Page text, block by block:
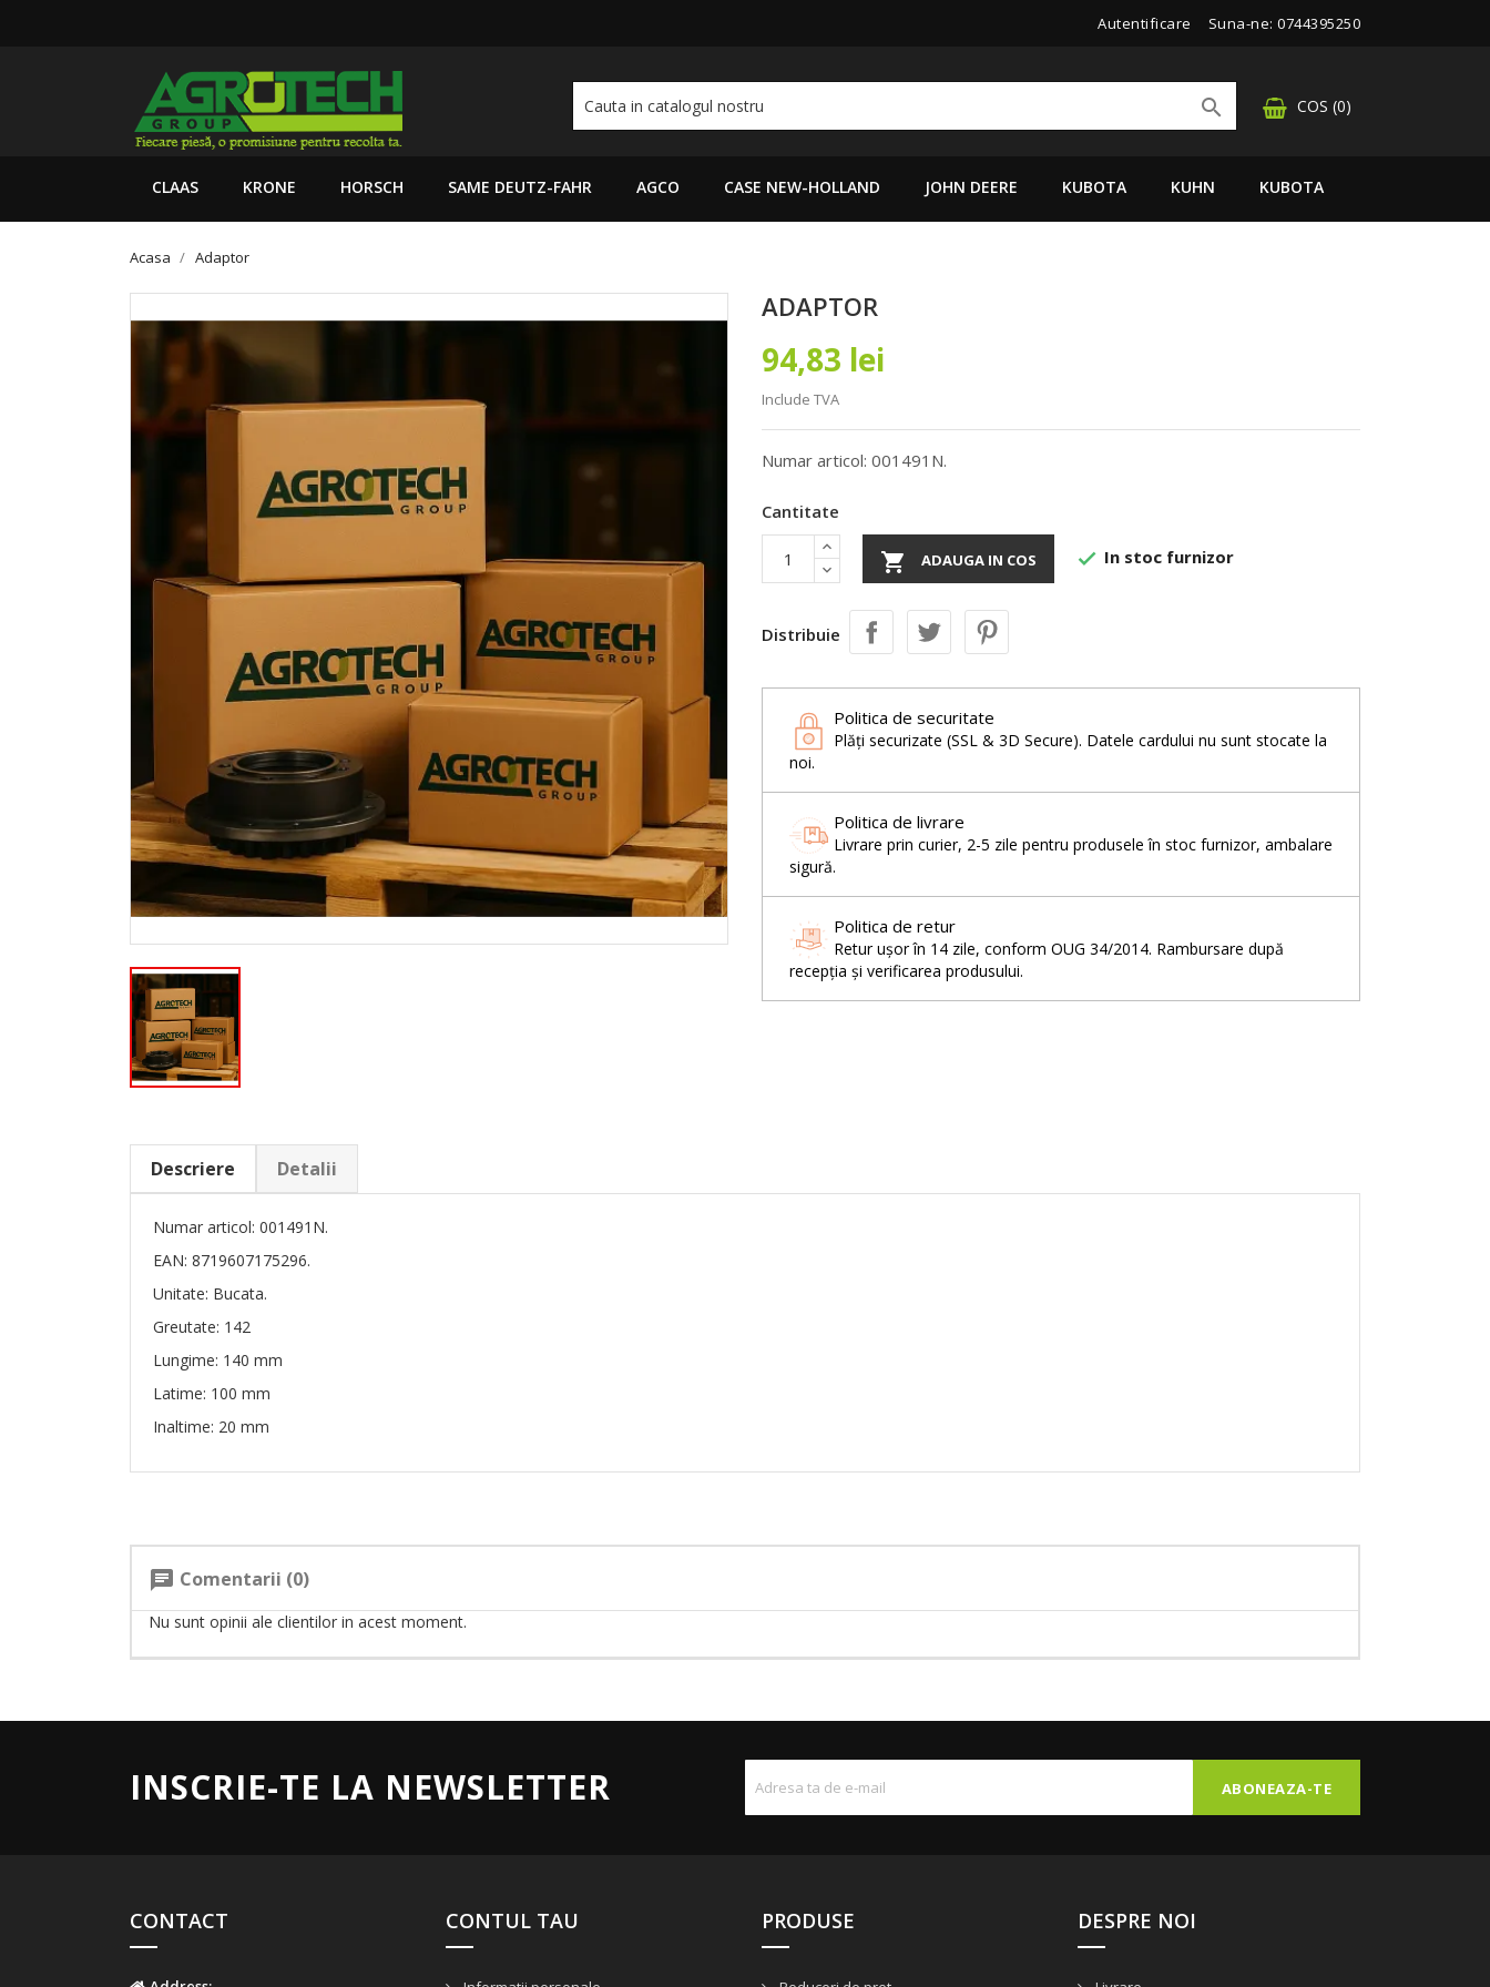
Autentificare Suna-ne: 0744395250
COS (0)

CLAAS KRONE HORSCH SAME DEUTZ-FAHR AGCO CASE NEW-HOLLAND JOHN DEERE KUBOTA KUHN KUBOTA
Acasa Adaptor
ADAPTOR
94,83 lei
Include TVA
Numar articol: 001491N.
Cantitate
 ADAUGA IN COS  In stoc furnizor
Distribuie
Politica de securitate
Plăți securizate (SSL & 3D Secure). Datele cardului nu sunt stocate la
noi.
Politica de livrare
Livrare prin curier, 2-5 zile pentru produsele în stoc furnizor, ambalare
sigură.
Politica de retur
Retur ușor în 14 zile, conform OUG 34/2014. Rambursare după
recepția și verificarea produsului.
Descriere Detalii
Numar articol: 001491N.
EAN: 8719607175296.
Unitate: Bucata.
Greutate: 142
Lungime: 140 mm
Latime: 100 mm
Inaltime: 20 mm
chat Comentarii (0)
Nu sunt opinii ale clientilor in acest moment.
INSCRIE-TE LA NEWSLETTER
CONTACT CONTUL TAU PRODUSE DESPRE NOI